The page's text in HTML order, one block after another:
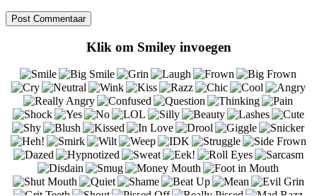
Klik om Smiley invoegen